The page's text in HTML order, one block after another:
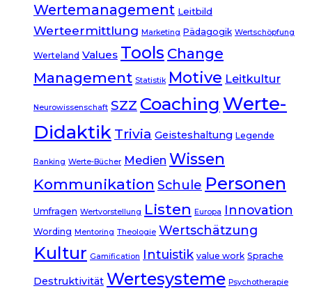
Wertemanagement Leitbild
Werteermittlung Marketing Pädagogik Wertschöpfung
Werteland Values Tools Change
Management Statistik Motive Leitkultur
Neurowissenschaft SZZ Coaching Werte-
Didaktik Trivia Geisteshaltung Legende
Ranking Werte-Bücher Medien Wissen
Kommunikation Schule Personen
Umfragen Wertvorstellung Listen Europa Innovation
Wording Mentoring Theologie Wertschätzung
Kultur Gamification Intuistik value work Sprache
Destruktivität Wertesysteme Psychotherapie